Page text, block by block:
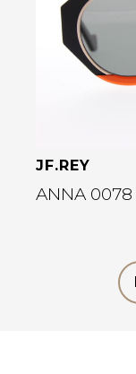
JF.REY
ANNA 0078